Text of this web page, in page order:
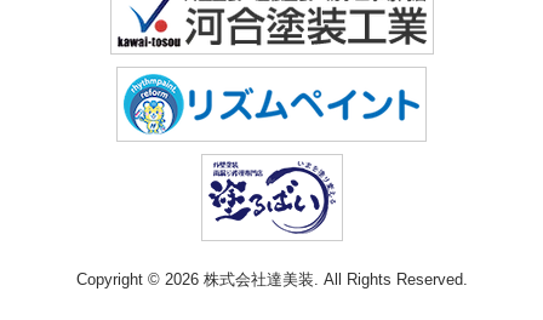
Copyright © 2026 株式会社達美装. All Rights Reserved.